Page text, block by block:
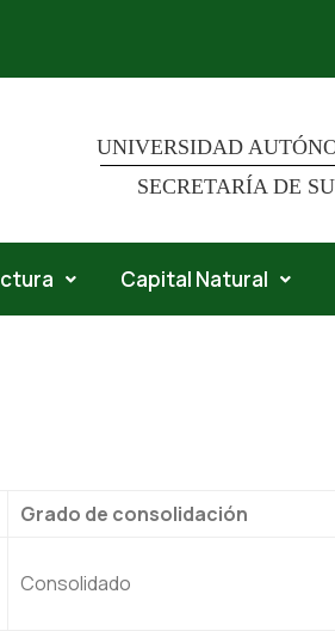
UNIVERSIDAD
SECRETARÍA DE
Capital Natural
Grado de consolidación
Consolidado